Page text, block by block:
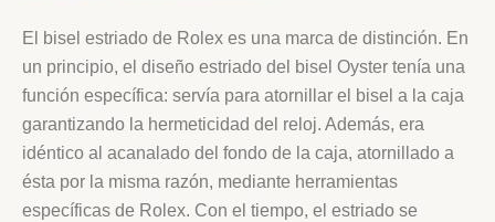
El bisel estriado de Rolex es una marca de distinción. En
un principio, el diseño estriado del bisel Oyster tenía una
función específica: servía para atornillar el bisel a la caja
garantizando la hermeticidad del reloj. Además, era
idéntico al acanalado del fondo de la caja, atornillado a
ésta por la misma razón, mediante herramientas
específicas de Rolex. Con el tiempo, el estriado se